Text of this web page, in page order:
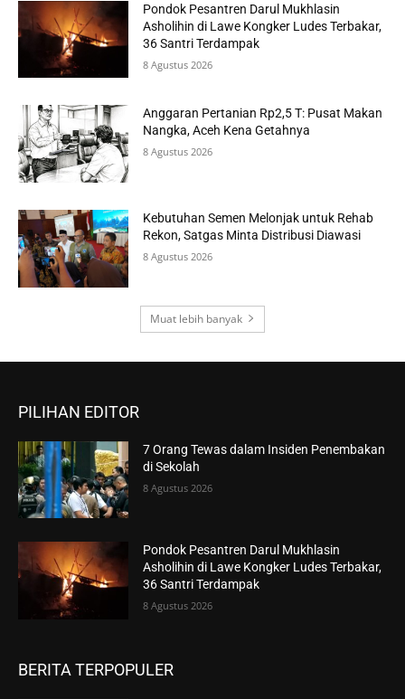
Pondok Pesantren Darul Mukhlasin
Asholihin di Lawe Kongker Ludes Terbakar,
36 Santri Terdampak
8 Agustus 2026
Anggaran Pertanian Rp2,5 T: Pusat Makan
Nangka, Aceh Kena Getahnya
8 Agustus 2026
Kebutuhan Semen Melonjak untuk Rehab
Rekon, Satgas Minta Distribusi Diawasi
8 Agustus 2026
Muat lebih banyak
PILIHAN EDITOR
7 Orang Tewas dalam Insiden Penembakan
di Sekolah
8 Agustus 2026
Pondok Pesantren Darul Mukhlasin
Asholihin di Lawe Kongker Ludes Terbakar,
36 Santri Terdampak
8 Agustus 2026
BERITA TERPOPULER